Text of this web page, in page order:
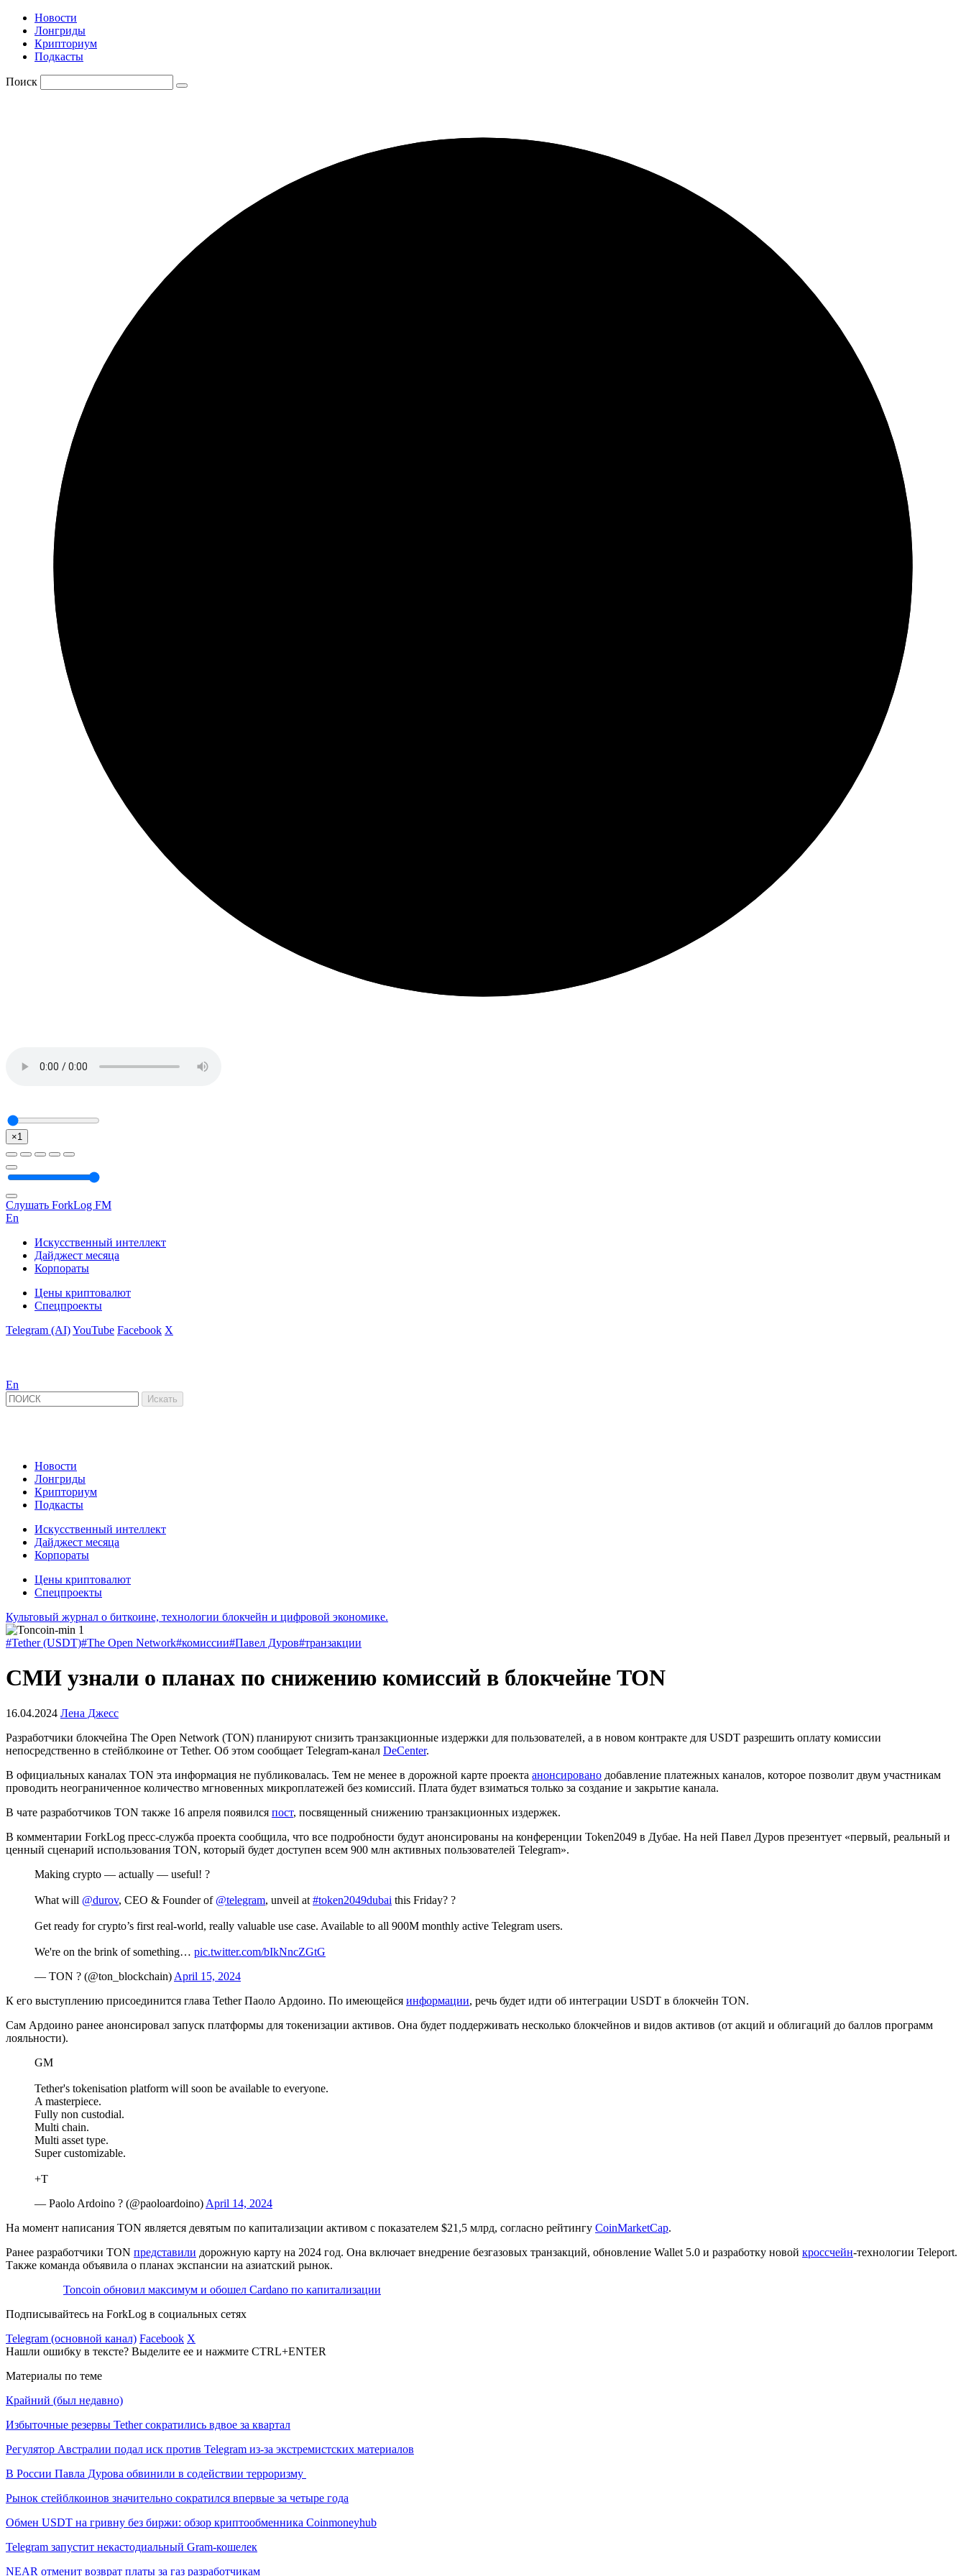
Новости
Лонгриды
Крипториум
Подкасты
Поиск
×1
Слушать ForkLog FM
En
Искусственный интеллект
Дайджест месяца
Корпораты
Цены криптовалют
Спецпроекты
Telegram (AI)YouTube Facebook X
En
Новости
Лонгриды
Крипториум
Подкасты
Искусственный интеллект
Дайджест месяца
Корпораты
Цены криптовалют
Спецпроекты
Культовый журнал о биткоине, технологии блокчейн и цифровой экономике.
#Tether (USDT)#The Open Network#комиссии#Павел Дуров#транзакции
СМИ узнали о планах по снижению комиссий в блокчейне TON
16.04.2024 Лена Джесс
Разработчики блокчейна The Open Network (TON) планируют снизить транзакционные издержки для пользователей, а в новом контракте для USDT разрешить оплату комиссии
непосредственно в стейблкоине от Tether. Об этом сообщает Telegram-канал DeCenter.
В официальных каналах TON эта информация не публиковалась. Тем не менее в дорожной карте проекта анонсировано добавление платежных каналов, которое позволит двум участникам
проводить неограниченное количество мгновенных микроплатежей без комиссий. Плата будет взиматься только за создание и закрытие канала.
В чате разработчиков TON также 16 апреля появился пост, посвященный снижению транзакционных издержек.
В комментарии ForkLog пресс-служба проекта сообщила, что все подробности будут анонсированы на конференции Token2049 в Дубае. На ней Павел Дуров презентует «первый, реальный и
ценный сценарий использования TON, который будет доступен всем 900 млн активных пользователей Telegram».
Making crypto — actually — useful! ?
What will @durov, CEO & Founder of @telegram, unveil at #token2049dubai this Friday? ?
Get ready for crypto’s first real-world, really valuable use case. Available to all 900M monthly active Telegram users.
We're on the brink of something… pic.twitter.com/bIkNncZGtG
— TON ? (@ton_blockchain) April 15, 2024
К его выступлению присоединится глава Tether Паоло Ардоино. По имеющейся информации, речь будет идти об интеграции USDT в блокчейн TON.
Сам Ардоино ранее анонсировал запуск платформы для токенизации активов. Она будет поддерживать несколько блокчейнов и видов активов (от акций и облигаций до баллов программ
лояльности).
GM
Tether's tokenisation platform will soon be available to everyone.
A masterpiece.
Fully non custodial.
Multi chain.
Multi asset type.
Super customizable.
+T
— Paolo Ardoino ? (@paoloardoino) April 14, 2024
На момент написания TON является девятым по капитализации активом c показателем $21,5 млрд, согласно рейтингу CoinMarketCap.
Ранее разработчики TON представили дорожную карту на 2024 год. Она включает внедрение безгазовых транзакций, обновление Wallet 5.0 и разработку новой кроссчейн-технологии Teleport.
Также команда объявила о планах экспансии на азиатский рынок.
Toncoin обновил максимум и обошел Cardano по капитализации
Подписывайтесь на ForkLog в социальных сетях
Telegram (основной канал) Facebook X
Нашли ошибку в тексте? Выделите ее и нажмите CTRL+ENTER
Материалы по теме
Крайний (был недавно)
Избыточные резервы Tether сократились вдвое за квартал
Регулятор Австралии подал иск против Telegram из-за экстремистских материалов
В России Павла Дурова обвинили в содействии терроризму
Рынок стейблкоинов значительно сократился впервые за четыре года
Обмен USDT на гривну без биржи: обзор криптообменника Coinmoneyhub
Telegram запустит некастодиальный Gram-кошелек
NEAR отменит возврат платы за газ разработчикам